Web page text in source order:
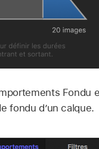
Fondu
fondu d’un calque.